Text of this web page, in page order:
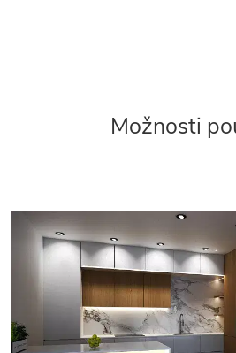
Možnosti